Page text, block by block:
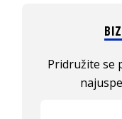
Pridružite se